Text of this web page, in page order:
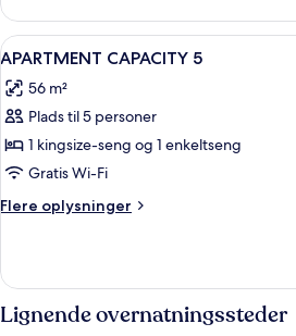
SUPERIOR
CAPACITY
4
Indlæs
alle
billeder
af
APARTMENT
CAPACITY
5
Et
4
APARTMENT CAPACITY 5
56 m²
Plads til 5 personer
1 kingsize-seng og 1 enkeltseng
Gratis Wi-Fi
Flere oplysninger
Flere
CAPACITY
5Lignende overnatningssteder